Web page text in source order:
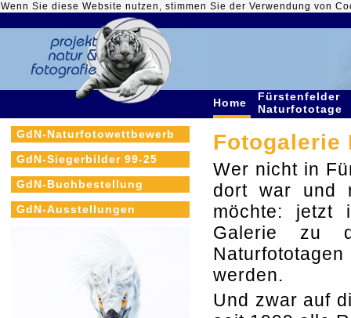
Wenn Sie diese Website nutzen, stimmen Sie der Verwendung von
Home
Fürstenfelder
Naturfototage
GdN-Naturfotowettbewerb
GdN-Siegerbilder 99-25
GdN-Buchbestellung
GdN-Ausstellungen
Fotogalerie
Wer nicht in
dort war und
möchte: jetzt
Galerie zu
werden.
Und zwar auf